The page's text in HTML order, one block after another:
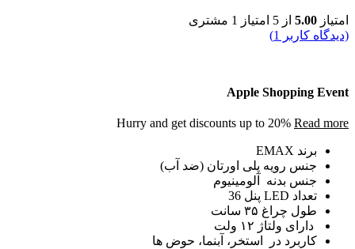
امتیاز 5.00 از 5 امتیاز 1 مشتری
(دیدگاه کاربر
1
)
Apple Shopping Event
Hurry and get discounts up to 20% Read more
برند EMAX
جنس رویه پلی اورتان (ضد آب)
جنس بدنه آلومینیوم
تعداد LED پنل 36
طول چراغ ۳۵ سانت
دارای ولتاژ ۱۲ ولت
کاربرد در استخر، آبنما، حوض ها